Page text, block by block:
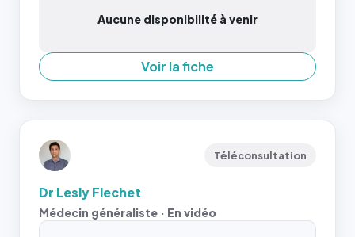
Aucune disponibilité à venir
Voir la fiche
Téléconsultation
Dr Lesly Flechet
Médecin généraliste · En vidéo